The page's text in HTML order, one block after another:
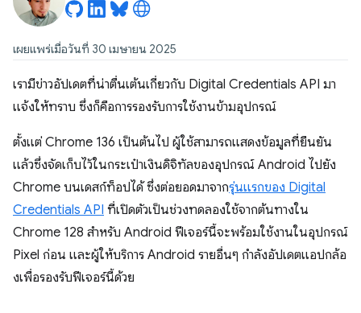
เผยแพร่เมื่อวันที่ 30 เมษายน 2025
เรามีข่าวอัปเดตที่น่าตื่นเต้นเกี่ยวกับ Digital Credentials API มา
แจ้งให้ทราบ ซึ่งก็คือการรองรับการใช้งานข้ามอุปกรณ์
ตั้งแต่ Chrome 136 เป็นต้นไป ผู้ใช้สามารถแสดงข้อมูลที่ยืนยัน
แล้วซึ่งจัดเก็บไว้ในกระเป๋าเงินดิจิทัลของอุปกรณ์ Android ไปยัง
Chrome บนเดสก์ท็อปได้ ซึ่งต่อยอดมาจากรุ่นแรกของ Digital
Credentials API ที่เปิดตัวเป็นช่วงทดลองใช้จากต้นทางใน
Chrome 128 สำหรับ Android ฟีเจอร์นี้จะพร้อมใช้งานในอุปกรณ์
Pixel ก่อน และผู้ให้บริการ Android รายอื่นๆ กำลังอัปเดตแอปกล้อ
งเพื่อรองรับฟีเจอร์นี้ด้วย